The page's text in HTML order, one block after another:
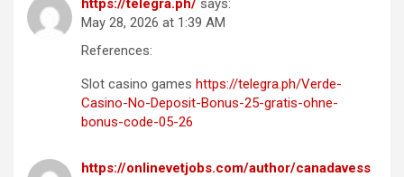
https://telegra.ph/ says:
May 28, 2026 at 1:39 AM
References:
Slot casino games https://telegra.ph/Verde-
Casino-No-Deposit-Bonus-25-gratis-ohne-
bonus-code-05-26
https://onlinevetjobs.com/author/canadavess